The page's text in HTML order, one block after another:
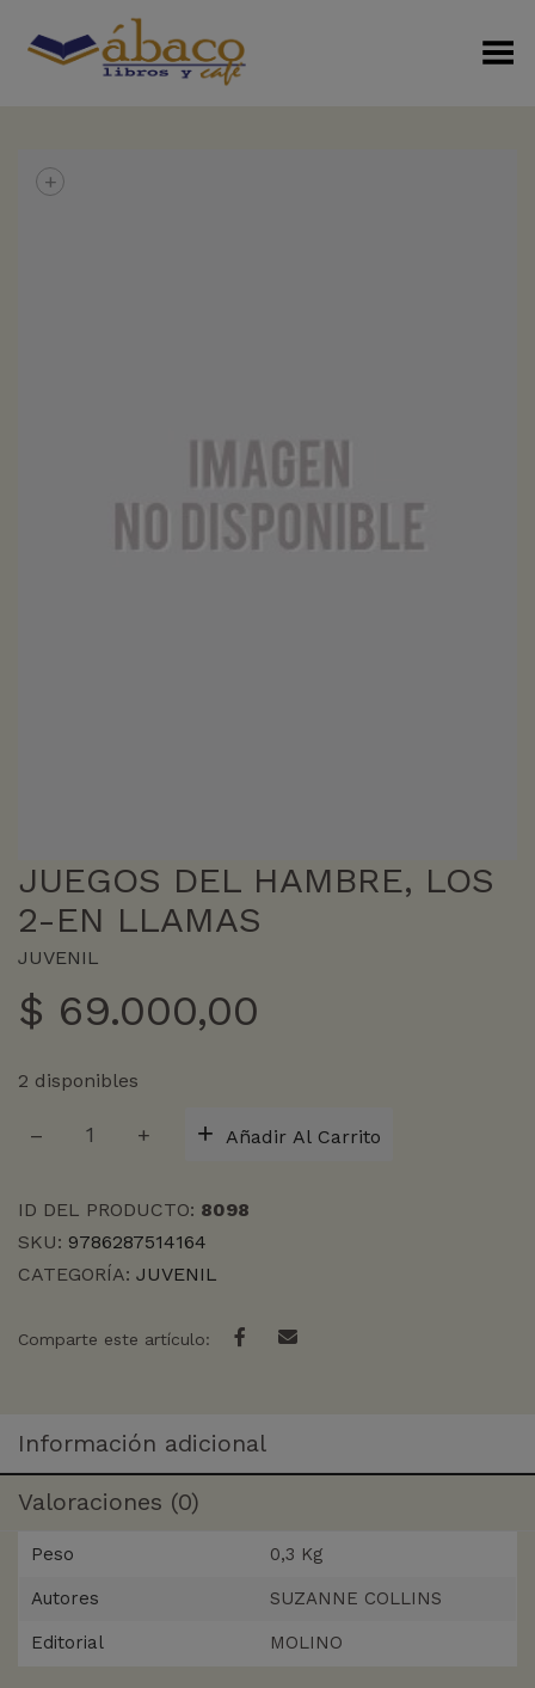
Menú Alterno
+
JUEGOS DEL HAMBRE, LOS
2-EN LLAMAS
JUVENIL
$ 69.000,00
2 disponibles
DEL
2-
EN
LLAMAS
Añadir Al Carrito
ID DEL PRODUCTO: 8098
SKU: 9786287514164
CATEGORÍA: JUVENIL
Comparte este artículo:
Información adicional
Valoraciones (0)
Peso 0,3 Kg
Autores SUZANNE COLLINS
Editorial MOLINO